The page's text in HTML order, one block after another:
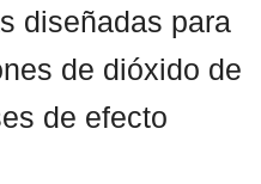
diseñadas para
de dióxido de
de efecto